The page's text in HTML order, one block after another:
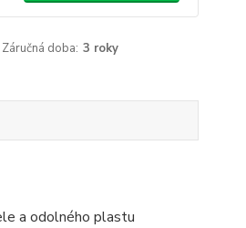
Záručná doba: 3 roky
a odolného plastu